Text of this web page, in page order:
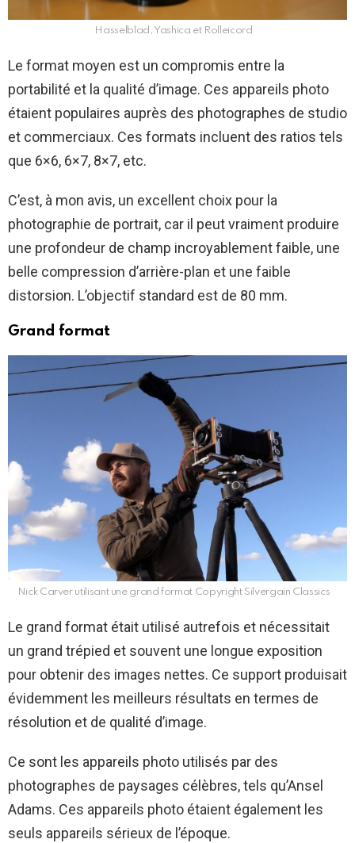
Hasselblad, Yashica et Rolleicord
Le format moyen est un compromis entre la
portabilité et la qualité d’image. Ces appareils photo
étaient populaires auprès des photographes de studio
et commerciaux. Ces formats incluent des ratios tels
que 6×6, 6×7, 8×7, etc.
C’est, à mon avis, un excellent choix pour la
photographie de portrait, car il peut vraiment produire
une profondeur de champ incroyablement faible, une
belle compression d’arrière-plan et une faible
distorsion. L’objectif standard est de 80 mm.
Grand format
Nick Carver utilisant une grand format Copyright Silvergain Classics
Le grand format était utilisé autrefois et nécessitait
un grand trépied et souvent une longue exposition
pour obtenir des images nettes. Ce support produisait
évidemment les meilleurs résultats en termes de
résolution et de qualité d’image.
Ce sont les appareils photo utilisés par des
photographes de paysages célèbres, tels qu’Ansel
Adams. Ces appareils photo étaient également les
seuls appareils sérieux de l’époque.